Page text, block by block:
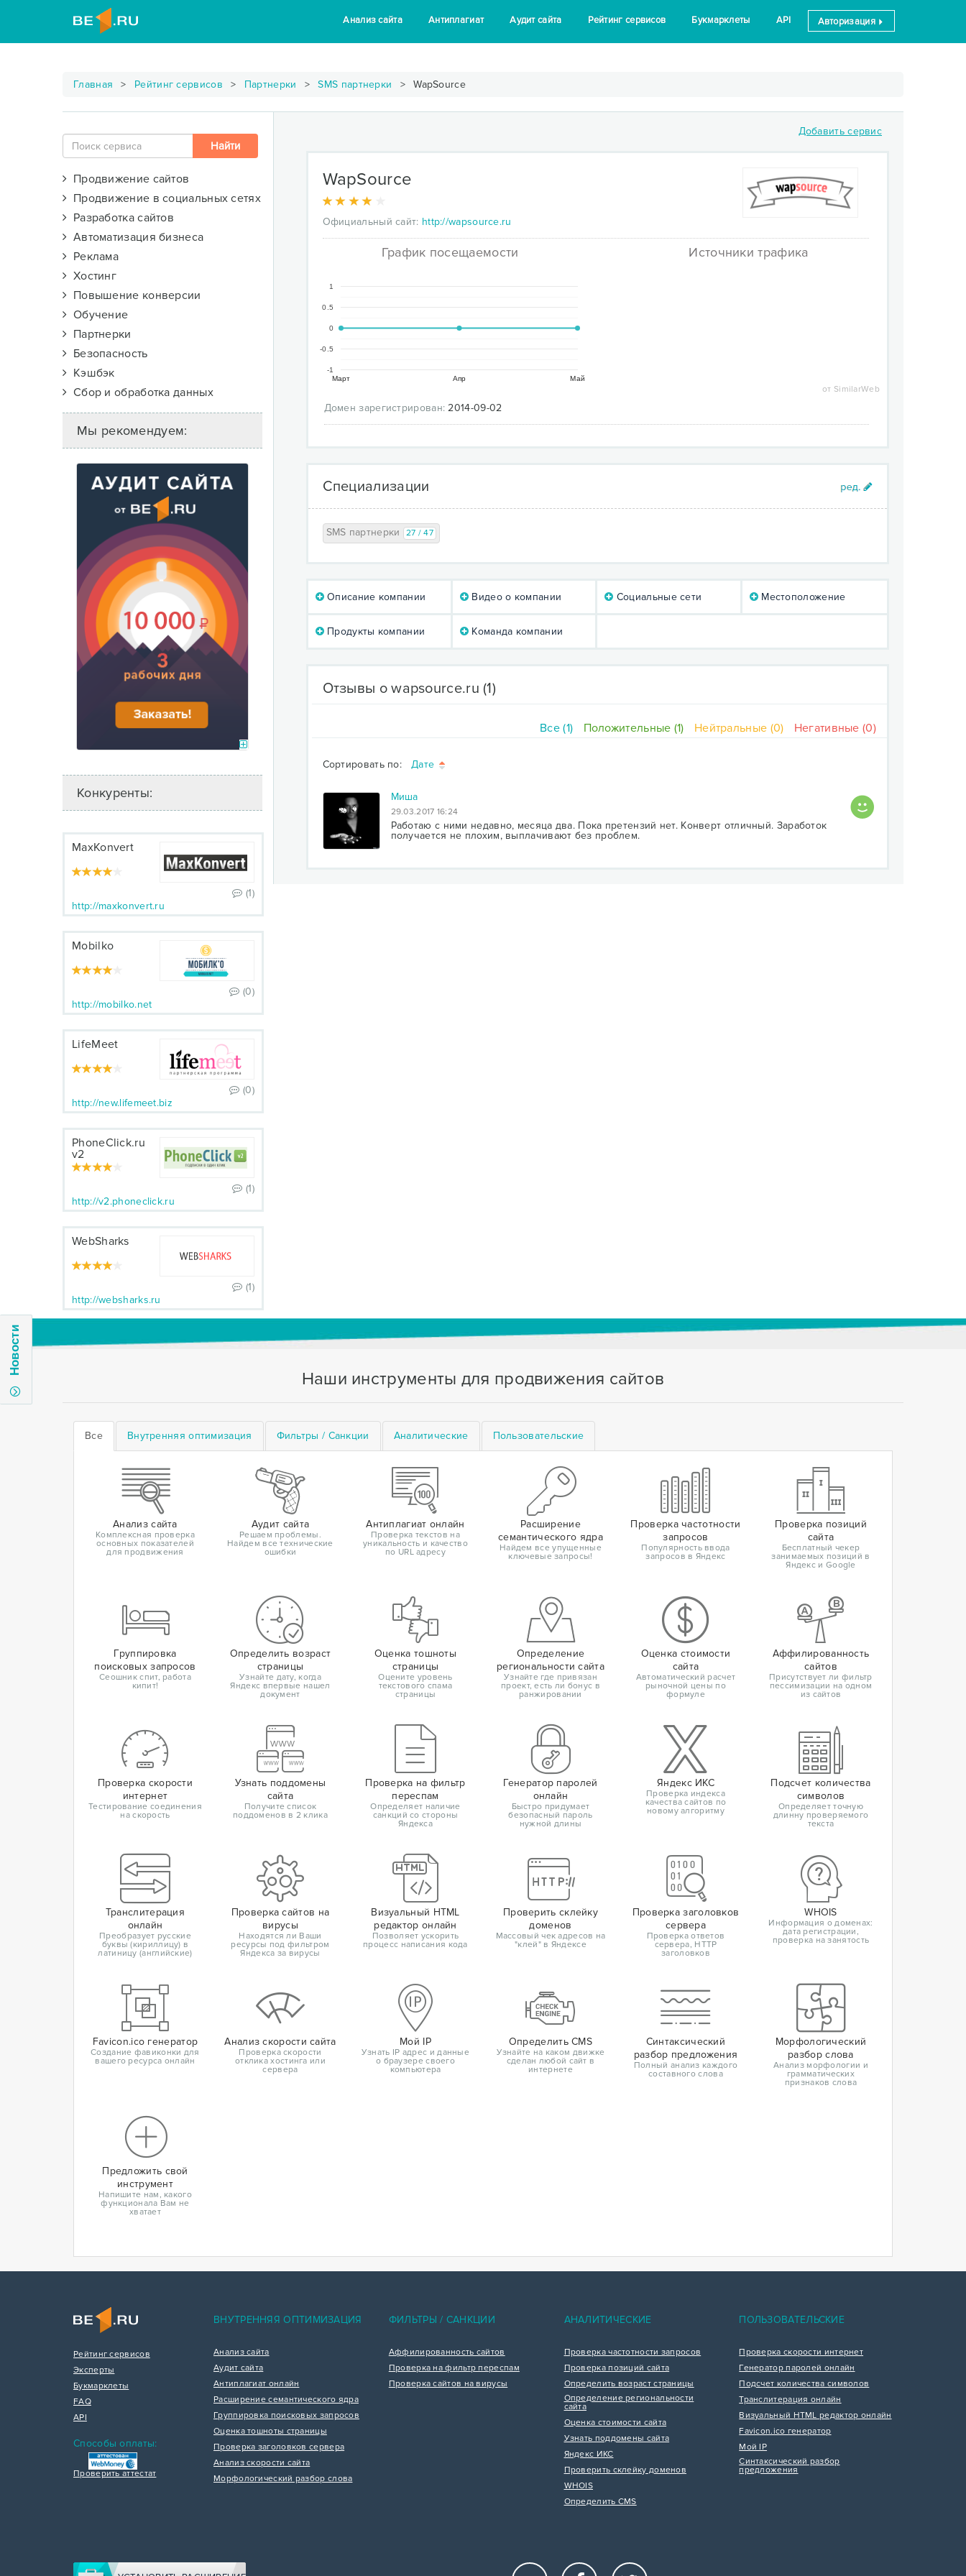
Анализ сайта Антиплагиат Аудит сайта Рейтинг сервисов Букмарклеты API Авторизация
Новости
Главная Рейтинг сервисов Партнерки SMS партнерки WapSource
Продвижение сайтов
Продвижение в социальных сетях
Разработка сайтов
Автоматизация бизнеса
Реклама
Хостинг
Повышение конверсии
Обучение
Партнерки
Безопасность
Кэшбэк
Сбор и обработка данных
Мы рекомендуем:
Конкуренты:
MaxKonvert
(1)
http://maxkonvert.ru
Mobilko
(0)
http://mobilko.net
LifeMeet
(0)
http://new.lifemeet.biz
PhoneClick.ru
v2
(1)
http://v2.phoneclick.ru
WebSharks
(1)
http://websharks.ru
Добавить сервис
WapSource
Официальный сайт: http://wapsource.ru
График посещаемости
Март Апр Май
-1
-0.5
0
0.5
1
Источники трафика
от SimilarWeb
Домен зарегистрирован: 2014-09-02
Специализации
SMS партнерки 27 / 47
Описание компании Видео о компании Социальные сети Местоположение
Продукты компании Команда компании
Отзывы о wapsource.ru (1)
Все (1) Положительные (1) Нейтральные (0) Негативные (0)
Сортировать по: Дате
Миша
29.03.2017 16:24
Работаю с ними недавно, месяца два. Пока претензий нет. Конверт отличный. Заработок
получается не плохим, выплачивают без проблем.
Наши инструменты для продвижения сайтов
Все Внутренняя оптимизация Фильтры / Санкции Аналитические Пользовательские
Анализ сайта
Комплексная проверка
основных показателей
для продвижения
Аудит сайта
Решаем проблемы.
Найдем все технические
ошибки
Антиплагиат онлайн
Проверка текстов на
уникальность и качество
по URL адресу
Расширение
семантического ядра
Найдем все упущенные
ключевые запросы!
Проверка частотности
запросов
Популярность ввода
запросов в Яндекс
Проверка позиций
сайта
Бесплатный чекер
занимаемых позиций в
Яндекс и Google
Группировка
поисковых запросов
Сеошник спит, работа
кипит!
Определить возраст
страницы
Узнайте дату, когда
Яндекс впервые нашел
документ
Оценка тошноты
страницы
Оцените уровень
текстового спама
страницы
Определение
региональности сайта
Узнайте где привязан
проект, есть ли бонус в
ранжировании
Оценка стоимости
сайта
Автоматический расчет
рыночной цены по
формуле
Аффилированность
сайтов
Присутствует ли фильтр
пессимизации на одном
из сайтов
Проверка скорости
интернет
Тестирование соединения
на скорость
Узнать поддомены
сайта
Получите список
поддоменов в 2 клика
Проверка на фильтр
переспам
Определяет наличие
санкций со стороны
Яндекса
Генератор паролей
онлайн
Быстро придумает
безопасный пароль
нужной длины
Яндекс ИКС
Проверка индекса
качества сайтов по
новому алгоритму
Подсчет количества
символов
Определяет точную
длинну проверяемого
текста
Транслитерация
онлайн
Преобразует русские
буквы (кириллицу) в
латиницу (английские)
Проверка сайтов на
вирусы
Находятся ли Ваши
ресурсы под фильтром
Яндекса за вирусы
Визуальный HTML
редактор онлайн
Позволяет ускорить
процесс написания кода
Проверить склейку
доменов
Массовый чек адресов на
"клей" в Яндексе
Проверка заголовков
сервера
Проверка ответов
сервера, HTTP
заголовков
WHOIS
Информация о доменах:
дата регистрации,
проверка на занятость
Favicon.ico генератор
Создание фавиконки для
вашего ресурса онлайн
Анализ скорости сайта
Проверка скорости
отклика хостинга или
сервера
Мой IP
Узнать IP адрес и данные
о браузере своего
компьютера
Определить CMS
Узнайте на каком движке
сделан любой сайт в
интернете
Синтаксический
разбор предложения
Полный анализ каждого
составного слова
Морфологический
разбор слова
Анализ морфологии и
грамматических
признаков слова
Предложить свой
инструмент
Напишите нам, какого
функционала Вам не
хватает
Рейтинг сервисов
Эксперты
Букмарклеты
FAQ
API
Способы оплаты:
Проверить аттестат
ВНУТРЕННЯЯ ОПТИМИЗАЦИЯ
Анализ сайта
Аудит сайта
Антиплагиат онлайн
Расширение семантического ядра
Группировка поисковых запросов
Оценка тошноты страницы
Проверка заголовков сервера
Анализ скорости сайта
Морфологический разбор слова
ФИЛЬТРЫ / САНКЦИИ
Аффилированность сайтов
Проверка на фильтр переспам
Проверка сайтов на вирусы
АНАЛИТИЧЕСКИЕ
Проверка частотности запросов
Проверка позиций сайта
Определить возраст страницы
Определение региональности
сайта
Оценка стоимости сайта
Узнать поддомены сайта
Яндекс ИКС
Проверить склейку доменов
WHOIS
Определить CMS
ПОЛЬЗОВАТЕЛЬСКИЕ
Проверка скорости интернет
Генератор паролей онлайн
Подсчет количества символов
Транслитерация онлайн
Визуальный HTML редактор онлайн
Favicon.ico генератор
Мой IP
Синтаксический разбор
предложения